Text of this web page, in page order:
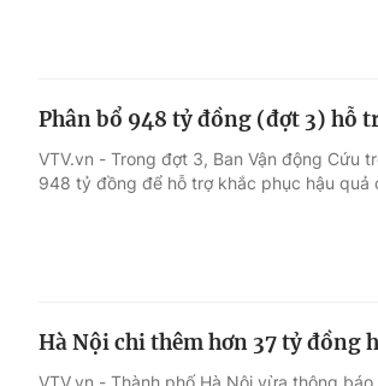
Phân bổ 948 tỷ đồng (đợt 3) hỗ
VTV.vn - Trong đợt 3, Ban Vận động Cứu
948 tỷ đồng để hỗ trợ khắc phục hậu quả
Hà Nội chi thêm hơn 37 tỷ đồng
VTV.vn - Thành phố Hà Nội vừa thông